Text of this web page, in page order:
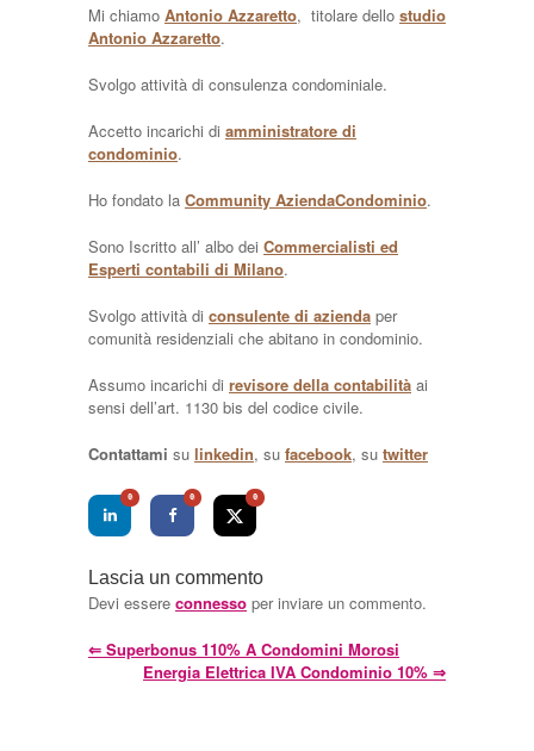
Mi chiamo Antonio Azzaretto, titolare dello studio
Antonio Azzaretto.
Svolgo attività di consulenza condominiale.
Accetto incarichi di amministratore di
condominio.
Ho fondato la Community AziendaCondominio.
Sono Iscritto all’ albo dei Commercialisti ed
Esperti contabili di Milano.
Svolgo attività di consulente di azienda per
comunità residenziali che abitano in condominio.
Assumo incarichi di revisore della contabilità ai
sensi dell’art. 1130 bis del codice civile.
Contattami su linkedin, su facebook, su twitter
0 0 0
Lascia un commento
Devi essere connesso per inviare un commento.
⇐ Superbonus 110% A Condomini Morosi
Energia Elettrica IVA Condominio 10% ⇒